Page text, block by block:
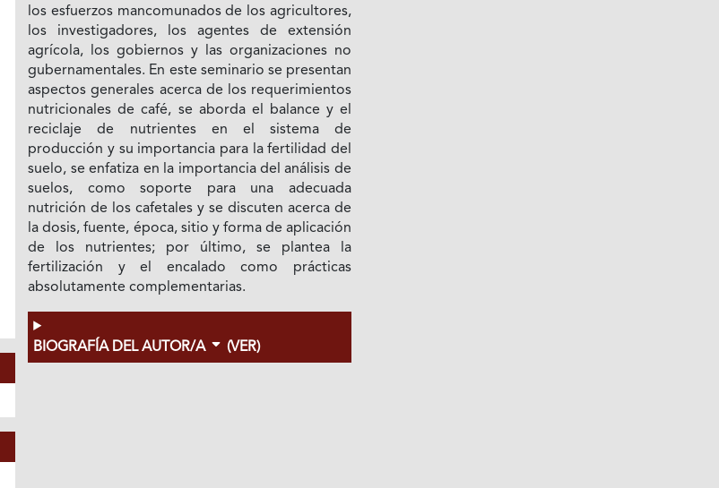
los esfuerzos mancomunados de los agricultores,
los investigadores, los agentes de extensión
agrícola, los gobiernos y las organizaciones no
gubernamentales. En este seminario se presentan
aspectos generales acerca de los requerimientos
nutricionales de café, se aborda el balance y el
reciclaje de nutrientes en el sistema de
producción y su importancia para la fertilidad del
suelo, se enfatiza en la importancia del análisis de
suelos, como soporte para una adecuada
nutrición de los cafetales y se discuten acerca de
la dosis, fuente, época, sitio y forma de aplicación
de los nutrientes; por último, se plantea la
fertilización y el encalado como prácticas
absolutamente complementarias.
BIOGRAFÍA DEL AUTOR/A (VER)